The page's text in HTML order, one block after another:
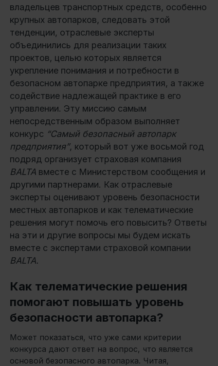
владельцев транспортных средств, особенно
крупных автопарков, следовать этой
тенденции, отраслевые эксперты
объединились для реализации таких
проектов, целью которых является
укрепление понимания и потребности в
безопасном автопарке предприятия, а также
содействие надлежащей практике в его
управлении. Эту миссию самым
непосредственным образом выполняет
конкурс “Самый безопасный автопарк
предприятия”, который вот уже восьмой год
подряд организует страховая компания
BALTA вместе с Министерством сообщения и
другими партнерами. Как отраслевые
эксперты оценивают уровень безопасности
местных автопарков и как телематические
решения могут помочь его повысить? Ответы
на эти и другие вопросы мы будем искать
вместе с экспертами страховой компании
BALTA.
Как телематические решения
помогают повышать уровень
безопасности автопарка?
Может показаться, что уже сами критерии
конкурса дают ответ на вопрос, что является
основой безопасного автопарка. Читая,